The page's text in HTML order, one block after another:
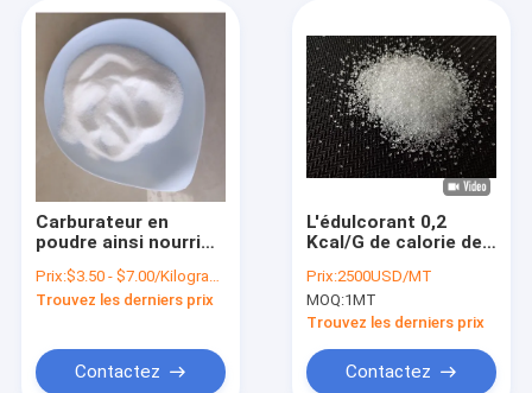
Carburateur en
poudre ainsi nourri
d'érythritol libre pour
les diabétiques 1kg
Prix:$3.50 - $7.00/Kilograms
Trouvez les derniers prix
Contactez
L'édulcorant 0,2
Kcal/G de calorie de
Erythritol Zero a
saupoudré le
substitut d'érythritol
Prix:2500USD/MT
MOQ:1MT
Trouvez les derniers prix
Contactez